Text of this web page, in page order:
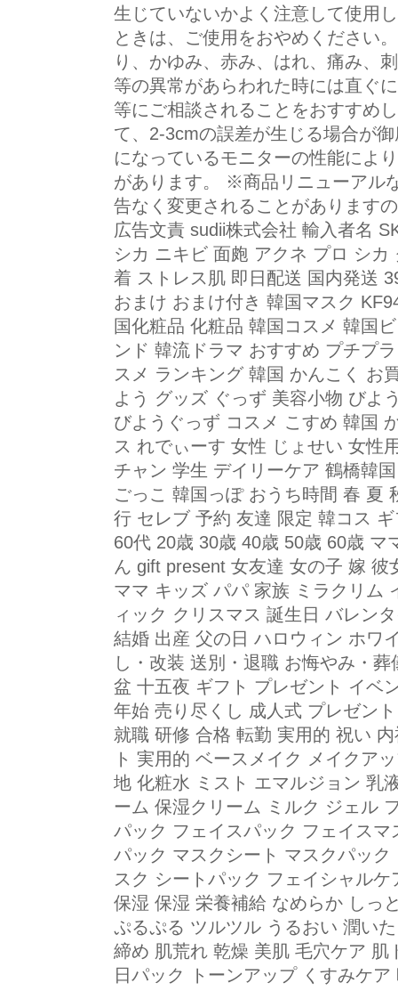
生じていないかよく注意して使用
ときは、ご使用をおやめください
り、かゆみ、赤み、はれ、痛み、
等の異常があらわれた時には直ぐ
等にご相談されることをおすすめ
て、2-3cmの誤差が生じる場合が
になっているモニターの性能によ
があります。 ※商品リニューアル
告なく変更されることがあります
広告文責 sudii株式会社 輸入者名
シカ ニキビ 面皰 アクネ プロ シ
着 ストレス肌 即日配送 国内発送
おまけ おまけ付き 韓国マスク
国化粧品 化粧品 韓国コスメ 韓国
ンド 韓流ドラマ おすすめ プチプ
スメ ランキング 韓国 かんこく お
よう グッズ ぐっず 美容小物 びよ
びようぐっず コスメ こすめ 韓国
ス れでぃーす 女性 じょせい 女性
チャン 学生 デイリーケア 鶴橋韓
ごっこ 韓国っぽ おうち時間 春 夏
行 セレブ 予約 友達 限定 韓コス
60代 20歳 30歳 40歳 50歳 60歳
ん gift present 女友達 女の子 嫁
ママ キッズ パパ 家族 ミラクリム
ィック クリスマス 誕生日 バレン
結婚 出産 父の日 ハロウィン ホワ
し・改装 送別・退職 お悔やみ・
盆 十五夜 ギフト プレゼント イベ
年始 売り尽くし 成人式 プレゼン
就職 研修 合格 転勤 実用的 祝い
ト 実用的 ベースメイク メイクア
地 化粧水 ミスト エマルジョン 乳
ーム 保湿クリーム ミルク ジェル
パック フェイスパック フェイス
パック マスクシート マスクパッ
スク シートパック フェイシャル
保湿 保湿 栄養補給 なめらか しっ
ぷるぷる ツルツル うるおい 潤い
締め 肌荒れ 乾燥 美肌 毛穴ケア
日パック トーンアップ くすみケ